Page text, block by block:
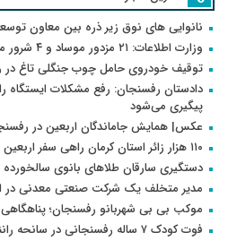
نانوایی های نوق زیر ذره بین معاون
وزارت اطلاعات: ۲۱ مزدور موساد و ۴ شرور مسلح در کرمان بازداشت شدند
توقیف خودروی حامل چوب جنگلی تاغ در
دادستان رفسنجان: رفع مشکلات ایستگاه
پیگیری می‌شود
عکس| همایش جاماندگان اربعین در
۱۱۰ هزار زائر استان کرمان راهی سفر اربعین شدند
دستگیری سارقان طلاهای بانوی
مدیر متخلف یک شرکت صنعتی معدنی در
موکب بی بی شهربانو رفسنجان؛ پناهگاهی
فوت کودک ۷ ساله رفسنجانی در سانحه رانندگی